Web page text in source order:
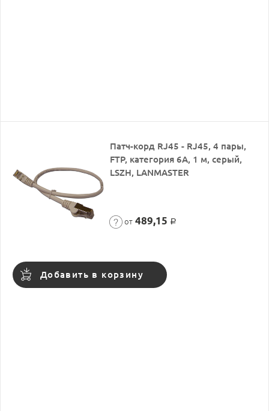
Патч-корд RJ45 - RJ45, 4 пары,
FTP, категория 6A, 1 м, серый,
LSZH, LANMASTER
от 489,15 Р
Добавить в корзину